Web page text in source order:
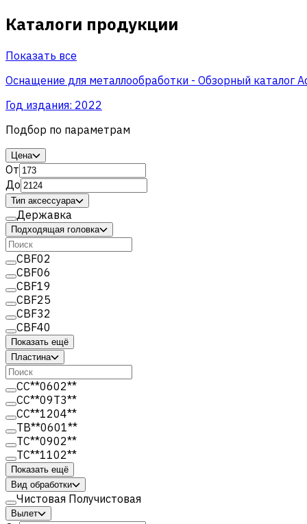
Каталоги продукции
Показать все
Оснащение для металлообработки - Обзорный каталог
Год издания: 2022
Подбор по параметрам
Цена
От
До
Тип аксессуара
Державка
Подходящая головка
CBF02
CBF06
CBF19
CBF25
CBF32
CBF40
Показать ещё
Пластина
CC**0602**
CC**09T3**
CC**1204**
TB**0601**
TC**0902**
TC**1102**
Показать ещё
Вид обработки
Чистовая Получистовая
Вылет